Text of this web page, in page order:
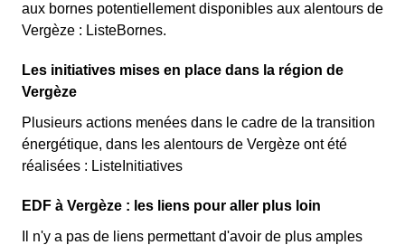
aux bornes potentiellement disponibles aux alentours de
Vergèze : ListeBornes.
Les initiatives mises en place dans la région de
Vergèze
Plusieurs actions menées dans le cadre de la transition
énergétique, dans les alentours de Vergèze ont été
réalisées : ListeInitiatives
EDF à Vergèze : les liens pour aller plus loin
Il n'y a pas de liens permettant d'avoir de plus amples